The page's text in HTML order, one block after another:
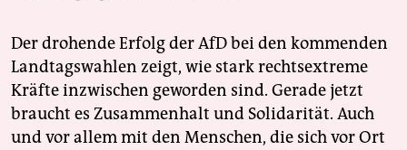
Der drohende Erfolg der AfD bei den kommenden
Landtagswahlen zeigt, wie stark rechtsextreme
Kräfte inzwischen geworden sind. Gerade jetzt
braucht es Zusammenhalt und Solidarität. Auch
und vor allem mit den Menschen, die sich vor Ort